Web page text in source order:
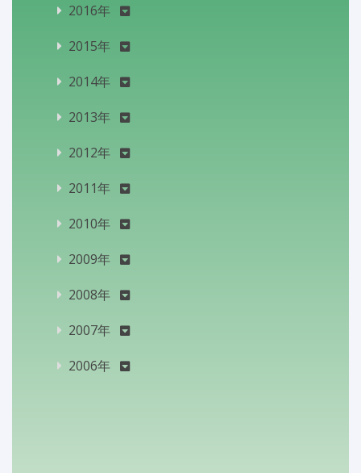
2016年
2015年
2014年
2013年
2012年
2011年
2010年
2009年
2008年
2007年
2006年